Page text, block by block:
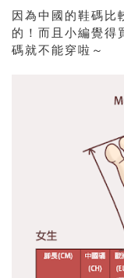
因為中國的鞋碼比
的！而且小編覺得
碼就不能穿啦～